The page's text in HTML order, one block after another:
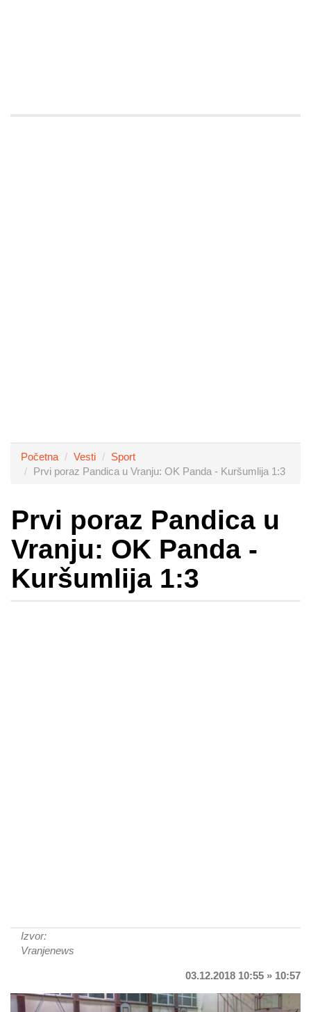
Početna Vesti
Sport
Prvi poraz Pandica u Vranju: OK Panda - Kuršumlija 1:3
Prvi poraz Pandica u
Vranju: OK Panda -
Kuršumlija 1:3
Izvor:
Vranjenews
03.12.2018 10:55 » 10:57